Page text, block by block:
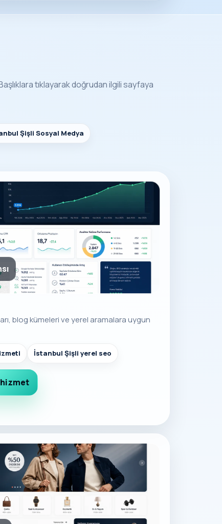
tıklayarak doğrudan ilgili sayfaya
Şişli Sosyal Medya
blog kümeleri ve yerel aramalara uygun
İstanbul Şişli yerel seo